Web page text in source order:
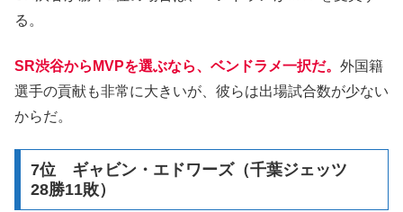
る。
SR渋谷からMVPを選ぶなら、ベンドラメ一択だ。 外国籍
選手の貢献も非常に大きいが、彼らは出場試合数が少ない
からだ。
7位 ギャビン・エドワーズ（千葉ジェッツ
28勝11敗）